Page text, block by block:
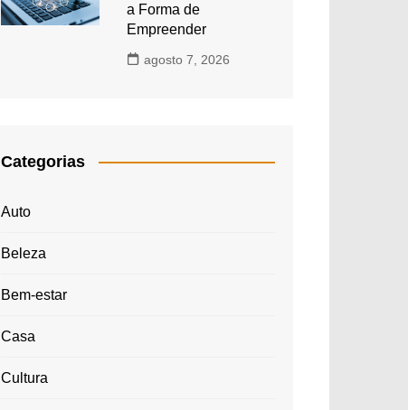
a Forma de
Empreender
agosto 7, 2026
Categorias
Auto
Beleza
Bem-estar
Casa
Cultura